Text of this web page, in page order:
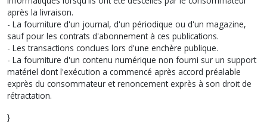
après la livraison.
- La fourniture d'un journal, d'un périodique ou d'un magazine,
sauf pour les contrats d'abonnement à ces publications.
- Les transactions conclues lors d'une enchère publique.
- La fourniture d'un contenu numérique non fourni sur un support
matériel dont l'exécution a commencé après accord préalable
exprès du consommateur et renoncement exprès à son droit de
rétractation.
}